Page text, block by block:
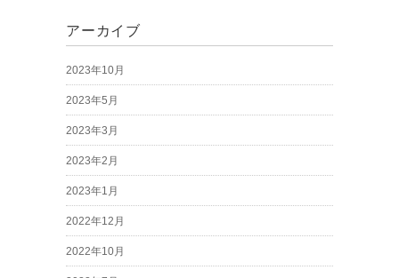
アーカイブ
2023年10月
2023年5月
2023年3月
2023年2月
2023年1月
2022年12月
2022年10月